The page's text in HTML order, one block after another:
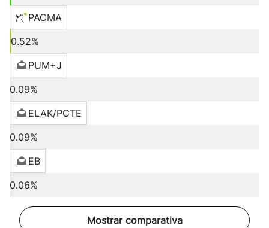
PACMA
0.52%
PUM+J
0.09%
ELAK/PCTE
0.09%
EB
0.06%
Mostrar comparativa